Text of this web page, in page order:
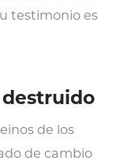
testimonio es
de los
de cambio